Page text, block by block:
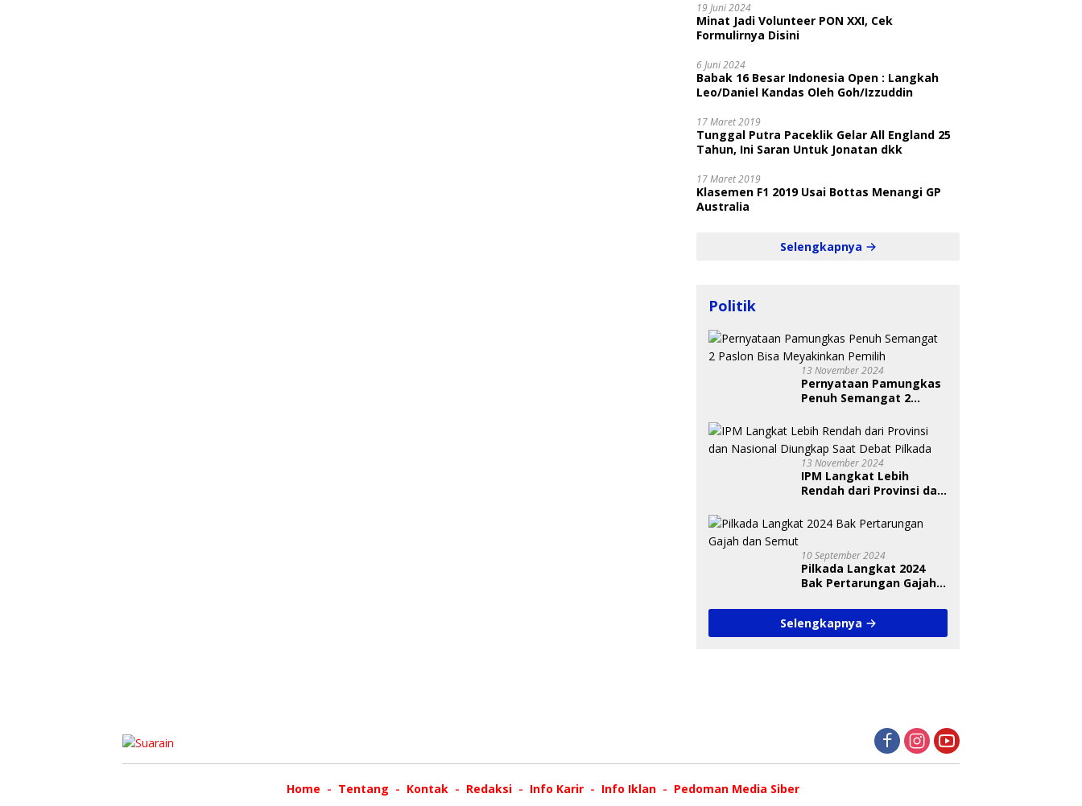
19 Juni 2024
Minat Jadi Volunteer PON XXI, Cek
Formulirnya Disini
6 Juni 2024
Babak 16 Besar Indonesia Open : Langkah
Leo/Daniel Kandas Oleh Goh/Izzuddin
17 Maret 2019
Tunggal Putra Paceklik Gelar All England 25
Tahun, Ini Saran Untuk Jonatan dkk
17 Maret 2019
Klasemen F1 2019 Usai Bottas Menangi GP
Australia
Selengkapnya
Politik
13 November 2024
Pernyataan Pamungkas
Penuh Semangat 2
Pemilih
13 November 2024
IPM Langkat Lebih
Rendah dari Provinsi dan
Debat Pilkada
10 September 2024
Pilkada Langkat 2024
Bak Pertarungan Gajah
Selengkapnya
Home Tentang Kontak Redaksi Info Karir Info Iklan
Pedoman Media Siber